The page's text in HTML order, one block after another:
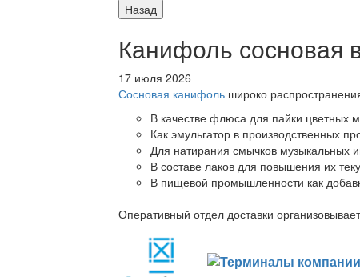
Назад
Канифоль сосновая
17 июля 2026
Сосновая канифоль широко
В качестве флюса для пайки цветных
Как эмульгатор в производственных
Для натирания смычков музыкальных
В составе лаков для повышения их
В пищевой промышленности как
Оперативный отдел доставки